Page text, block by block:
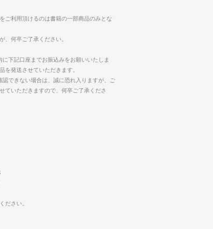
ご利用頂けるのは書籍の一部商品のみとな
、何卒ご了承ください。
に下記口座までお振込みをお願いいたしま
を発送させていただきます。
認できない場合は、誠に恐れ入りますが、ご
ていただきますので、何卒ご了承くださ
ださい。